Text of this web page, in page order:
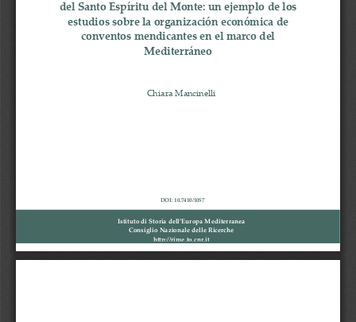
del Santo Espíritu del Monte: un ejemplo de los
estudios sobre la organización económica de
conventos mendicantes en el marco del
Mediterráneo
Chiara Mancinelli
DOI: 10.7410/1057
Istituto di Storia dell’Europa Mediterranea
Consiglio Nazionale delle Ricerche
http://rime.to.cnr.it